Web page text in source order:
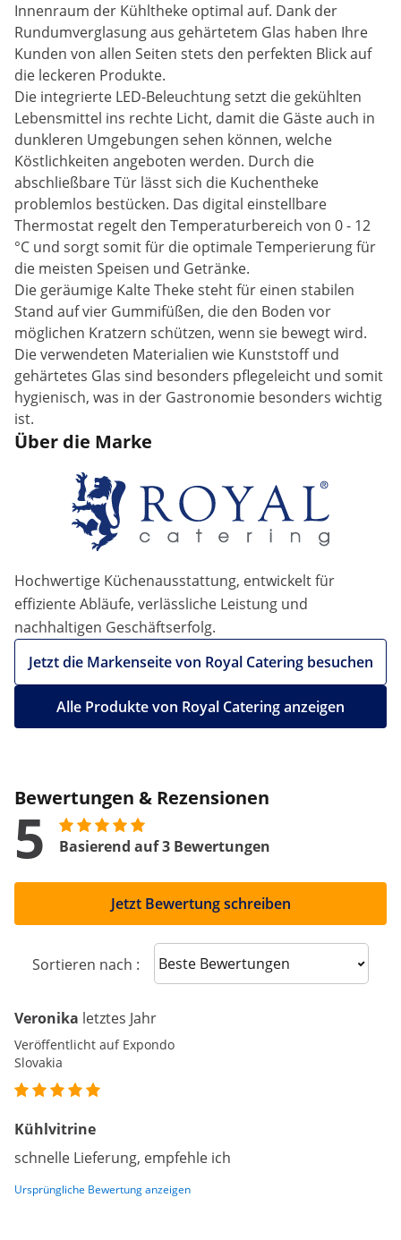
Innenraum der Kühltheke optimal auf. Dank der
Rundumverglasung aus gehärtetem Glas haben Ihre
Kunden von allen Seiten stets den perfekten Blick auf
die leckeren Produkte.
Die integrierte LED-Beleuchtung setzt die gekühlten
Lebensmittel ins rechte Licht, damit die Gäste auch in
dunkleren Umgebungen sehen können, welche
Köstlichkeiten angeboten werden. Durch die
abschließbare Tür lässt sich die Kuchentheke
problemlos bestücken. Das digital einstellbare
Thermostat regelt den Temperaturbereich von 0 - 12
°C und sorgt somit für die optimale Temperierung für
die meisten Speisen und Getränke.
Die geräumige Kalte Theke steht für einen stabilen
Stand auf vier Gummifüßen, die den Boden vor
möglichen Kratzern schützen, wenn sie bewegt wird.
Die verwendeten Materialien wie Kunststoff und
gehärtetes Glas sind besonders pflegeleicht und somit
hygienisch, was in der Gastronomie besonders wichtig
ist.
Über die Marke
Hochwertige Küchenausstattung, entwickelt für
effiziente Abläufe, verlässliche Leistung und
nachhaltigen Geschäftserfolg.
Jetzt die Markenseite von Royal Catering besuchen
Alle Produkte von Royal Catering anzeigen
Bewertungen & Rezensionen
5 Basierend auf 3 Bewertungen
Jetzt Bewertung schreiben
Sortieren nach : Sort reviews
Veronika letztes Jahr
Veröffentlicht auf Expondo
Slovakia
Kühlvitrine
schnelle Lieferung, empfehle ich
Ursprüngliche Bewertung anzeigen